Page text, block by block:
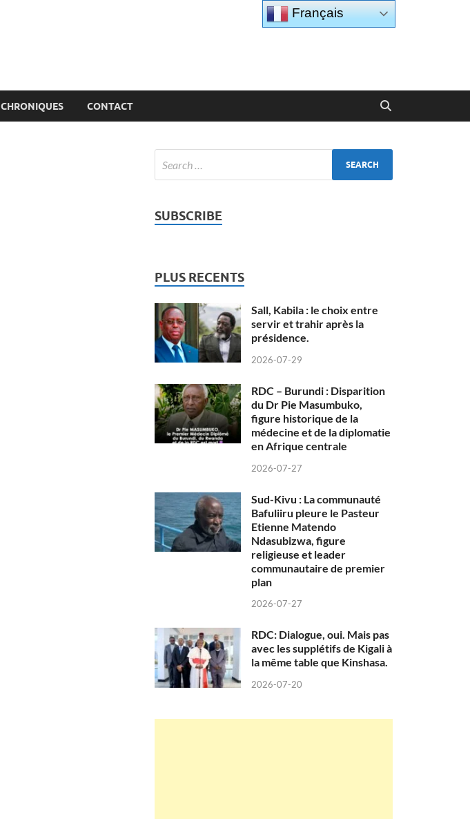
CHRONIQUES CONTACT
SUBSCRIBE
PLUS RECENTS
Sall, Kabila : le choix entre
servir et trahir après la
présidence.
2026-07-29
RDC – Burundi : Disparition
du Dr Pie Masumbuko,
figure historique de la
médecine et de la diplomatie
en Afrique centrale
2026-07-27
Sud-Kivu : La communauté
Bafuliiru pleure le Pasteur
Etienne Matendo
Ndasubizwa, figure
religieuse et leader
communautaire de premier
plan
2026-07-27
RDC: Dialogue, oui. Mais pas
avec les supplétifs de Kigali à
la même table que Kinshasa.
2026-07-20
Français